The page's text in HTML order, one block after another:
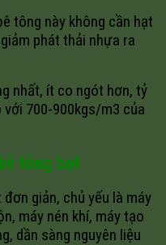
tông này không cần hạt
phát thải nhựa ra
nhất, ít co ngót hơn, tỷ
700-900kgs/m3 của
tông bọt
giản, chủ yếu là máy
máy nén khí, máy tạo
dần sàng nguyên liệu